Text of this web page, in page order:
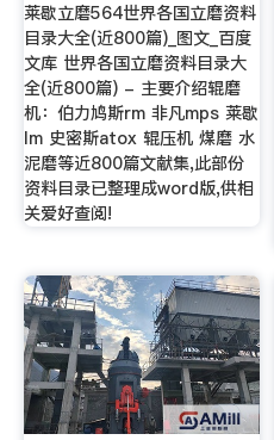
莱歇立磨564世界各国立磨资料
目录大全(近800篇)_图文_百度
文库 世界各国立磨资料目录大
全(近800篇) - 主要介绍辊磨
机：伯力鸠斯rm 非凡mps 莱歇
lm 史密斯atox 辊压机 煤磨 水
泥磨等近800篇文献集,此部份
资料目录已整理成word版,供相
关爱好查阅!